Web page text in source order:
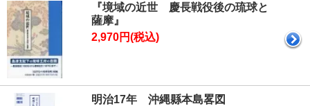
『境域の近世 慶長戦役後の琉球と
薩摩』
2,970円(税込)
明治17年 沖縄縣本島畧図